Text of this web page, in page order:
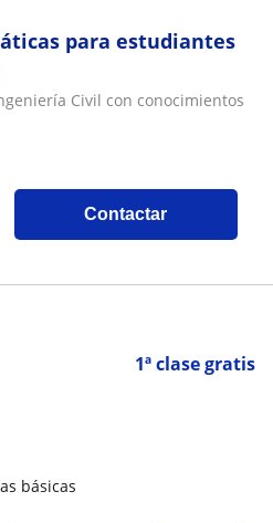
para estudiantes
Civil con conocimientos
Contactar
1ª clase gratis
básicas